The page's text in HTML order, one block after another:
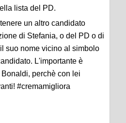
lista del PD.
un altro candidato
di Stefania, o del PD o di
suo nome vicino al simbolo
L'importante è
perchè con lei
#cremamigliora